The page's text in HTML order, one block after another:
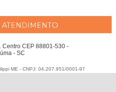
ATENDIMENTO
Centro CEP 88801-530 -
- SC
ME - CNPJ: 04.207.951/0001-97